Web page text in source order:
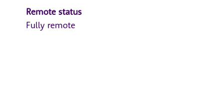
Remote status
Fully remote